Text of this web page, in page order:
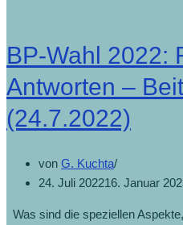
BP-Wahl 2022:
Antworten –
(24.7.2022)
von G. Kuchta
24. Juli 202216. Januar
Was sind die speziellen